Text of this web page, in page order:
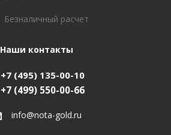
Безналичный расчет
Наши контакты
+7 (495) 135-00-10
+7 (499) 550-00-66
info@nota-gold.ru